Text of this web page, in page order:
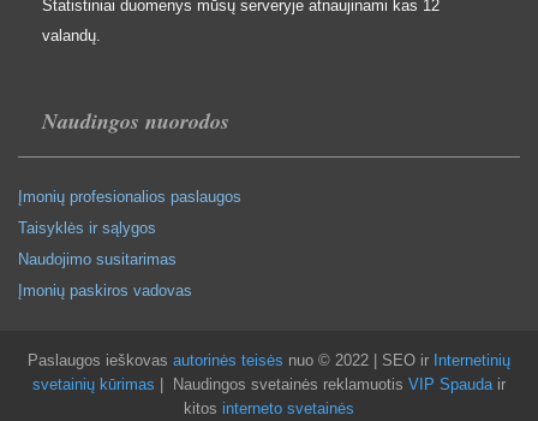
Statistiniai duomenys mūsų serveryje atnaujinami kas 12
valandų.
Naudingos nuorodos
Įmonių profesionalios paslaugos
Taisyklės ir sąlygos
Naudojimo susitarimas
Įmonių paskiros vadovas
Paslaugos ieškovas autorinės teisės nuo © 2022 | SEO ir Internetinių
svetainių kūrimas | Naudingos svetainės reklamuotis VIP Spaudair
kitos interneto svetainės